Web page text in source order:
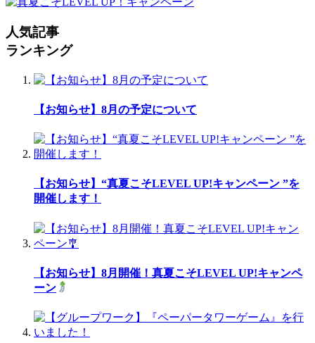
人気記事
ランキング
【お知らせ】8月の予定について
【お知らせ】“真夏こそLEVEL UP!キャンペーン ”を
開催します！
【お知らせ】8月開催！真夏こそLEVEL UP!キャンペ
ーン